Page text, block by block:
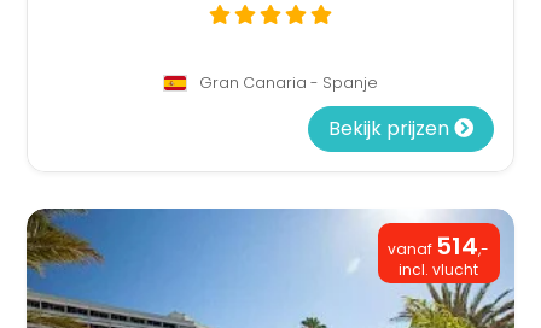
Gran Canaria - Spanje
Bekijk prijzen
vanaf 514,-
incl. vlucht